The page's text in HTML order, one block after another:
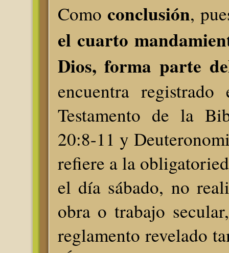
Como conclusión,
el cuarto
Dios, forma parte
encuentra
Testamento de la
20:8-11 y
refiere a la
el día sábado, no
obra o trabajo
reglamento revelado